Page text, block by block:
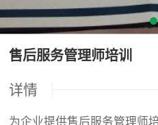
售后服务管理师培训
详情
为企业提供售后服务管理师